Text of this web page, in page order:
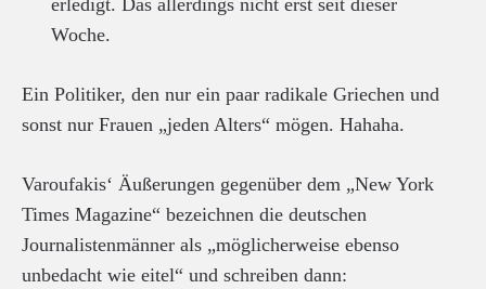
Woche.
Ein Politiker, den nur ein paar radikale Griechen und
sonst nur Frauen „jeden Alters“ mögen. Hahaha.
Varoufakis‘ Äußerungen gegenüber dem „New York
Times Magazine“ bezeichnen die deutschen
Journalistenmänner als „möglicherweise ebenso
unbedacht wie eitel“ und schreiben dann: